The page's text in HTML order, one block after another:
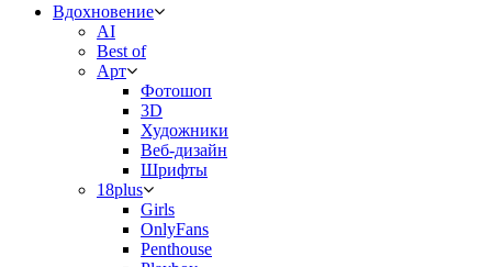
Вдохновение
AI
Best of
Арт
Фотошоп
3D
Художники
Веб-дизайн
Шрифты
18plus
Girls
OnlyFans
Penthouse